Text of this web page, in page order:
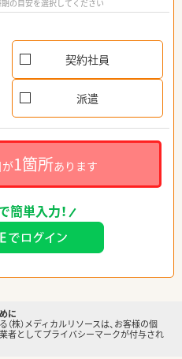
の目安を選択してください
契約社員
派遣
1箇所あります
簡単入力！
に
株）メディカルリソースは、お客様の個
者としてプライバシーマークが付与され